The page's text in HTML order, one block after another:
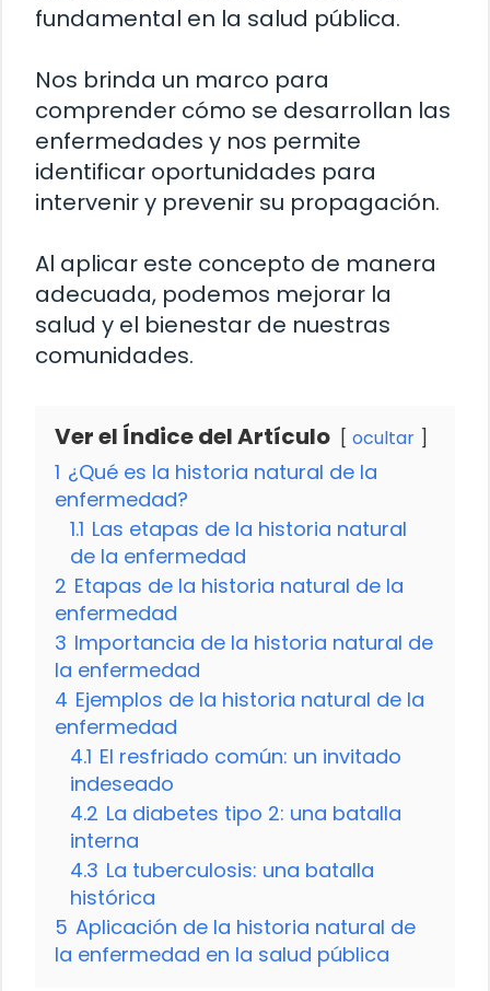
fundamental en la salud pública.
Nos brinda un marco para
comprender cómo se desarrollan las
enfermedades y nos permite
identificar oportunidades para
intervenir y prevenir su propagación.
Al aplicar este concepto de manera
adecuada, podemos mejorar la
salud y el bienestar de nuestras
comunidades.
Ver el Índice del Artículo ocultar
1 ¿Qué es la historia natural de la
enfermedad?
1.1 Las etapas de la historia natural
de la enfermedad
2 Etapas de la historia natural de la
enfermedad
3 Importancia de la historia natural de
la enfermedad
4 Ejemplos de la historia natural de la
enfermedad
4.1 El resfriado común: un invitado
indeseado
4.2 La diabetes tipo 2: una batalla
interna
4.3 La tuberculosis: una batalla
histórica
5 Aplicación de la historia natural de
la enfermedad en la salud pública